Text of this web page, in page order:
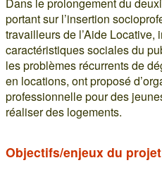
portant sur l’insertion
travailleurs de l’Aide Locative,
caractéristiques sociales du
les problèmes récurrents de
en locations, ont proposé
professionnelle pour des
réaliser des logements.
Objectifs/enjeux du projet